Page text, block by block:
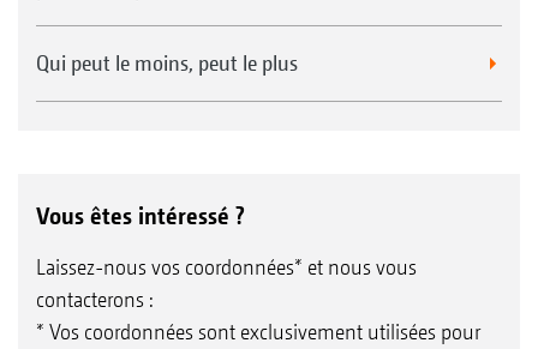
Qui peut le moins, peut le plus
Vous êtes intéressé ?
Laissez-nous vos coordonnées* et nous vous
contacterons :
* Vos coordonnées sont exclusivement utilisées pour